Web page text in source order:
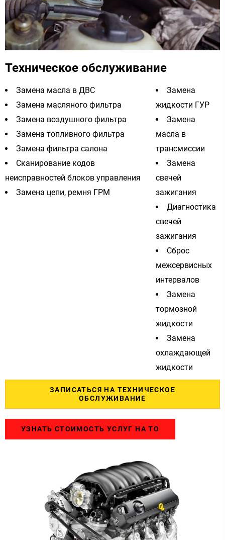
Техническое обслуживание
Замена масла в ДВС
Замена масляного фильтра
Замена воздушного фильтра
Замена топливного фильтра
Замена фильтра салона
Сканирование кодов
неисправностей блоков управления
Замена цепи, ремня ГРМ
Замена
жидкости ГУР
Замена
масла в
трансмиссии
Замена
свечей
зажигания
Диагностика
свечей
зажигания
Сброс
межсервисных
интервалов
Замена
тормозной
жидкости
Замена
охлаждающей
жидкости
ЗАПИСАТЬСЯ НА ТЕХНИЧЕСКОЕ
ОБСЛУЖИВАНИЕ
УЗНАТЬ СТОИМОСТЬ УСЛУГ НА ТО